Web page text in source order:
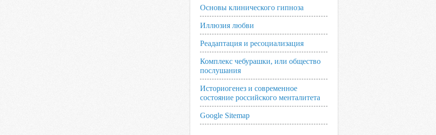
Основы клинического гипноза
Иллюзия любви
Реадаптация и ресоциализация
Комплекс чебурашки, или общество
послушания
Историогенез и современное
состояние российского менталитета
Google Sitemap